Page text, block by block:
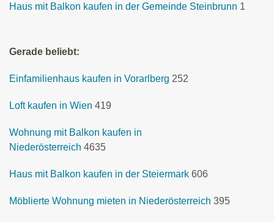
Haus mit Balkon kaufen in der Gemeinde Steinbrunn 1
Gerade beliebt:
Einfamilienhaus kaufen in Vorarlberg 252
Loft kaufen in Wien 419
Wohnung mit Balkon kaufen in
Niederösterreich 4635
Haus mit Balkon kaufen in der Steiermark 606
Möblierte Wohnung mieten in Niederösterreich 395